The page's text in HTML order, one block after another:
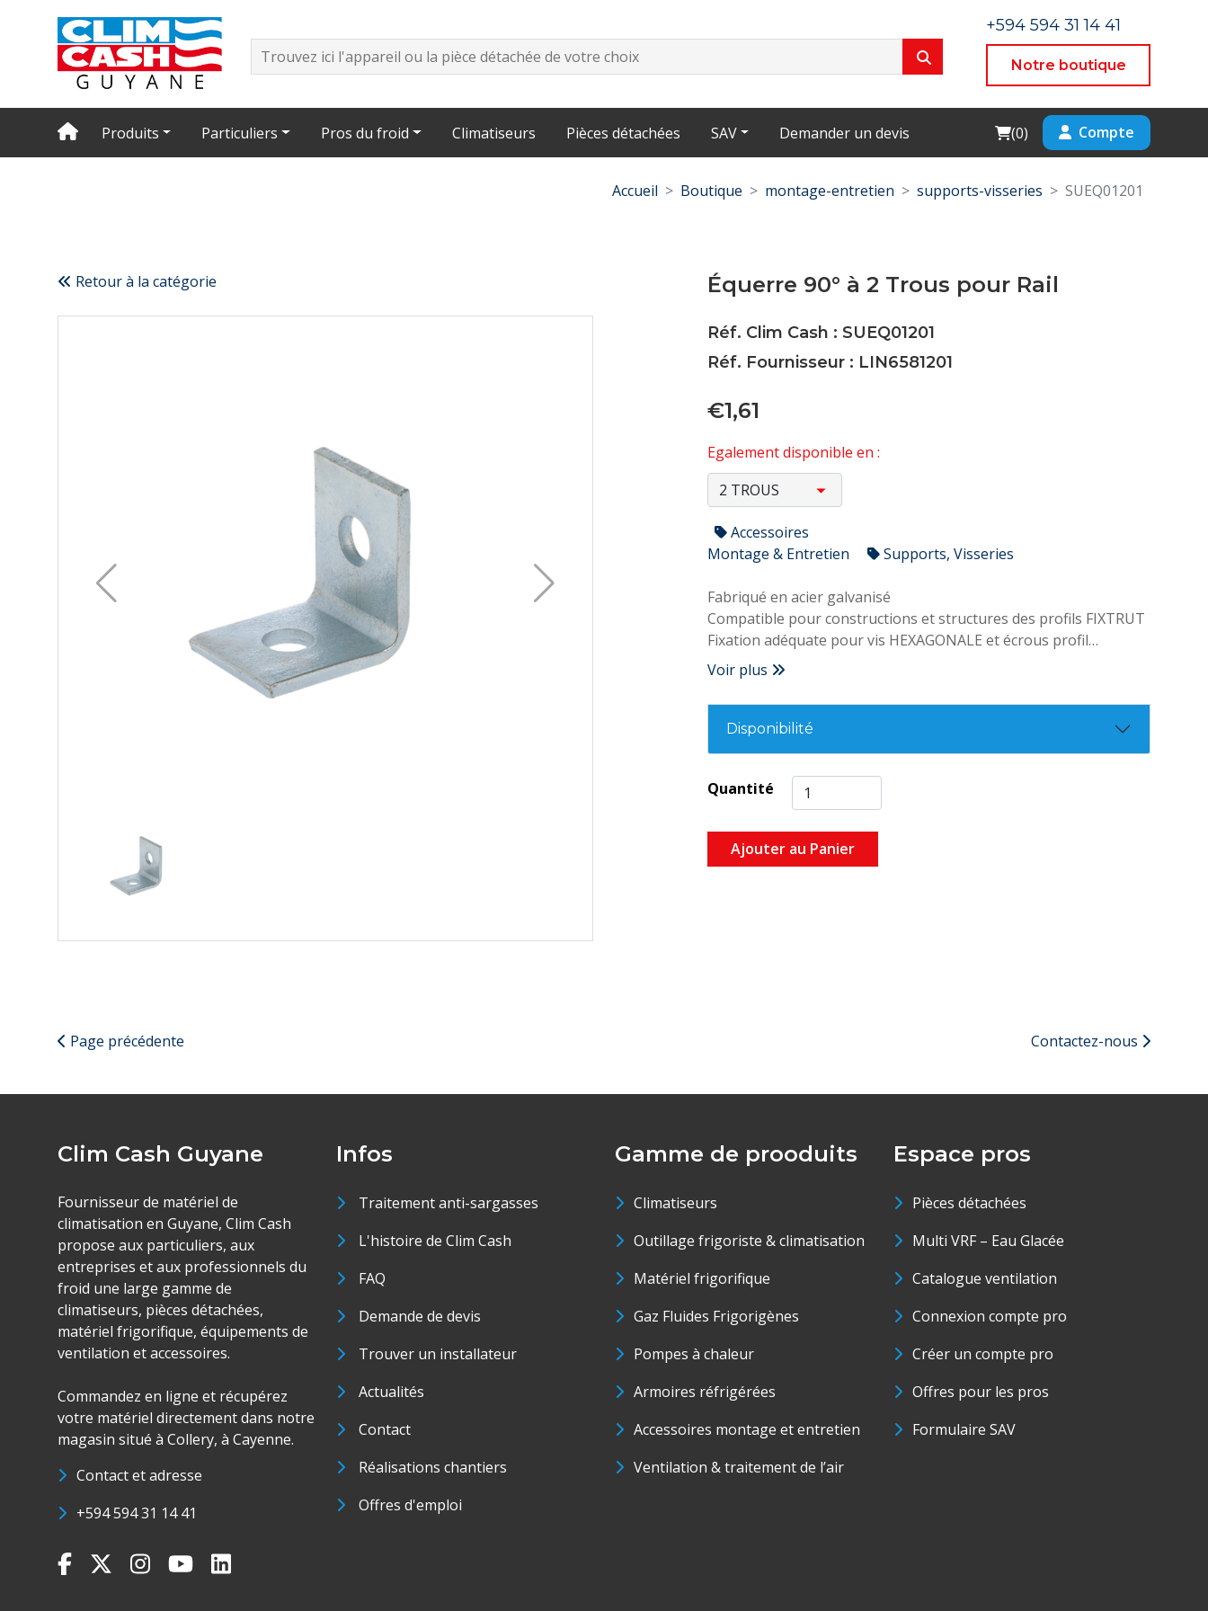
+594 594 31 14 41
Notre boutique
Produits Particuliers Pros du froid Climatiseurs Pièces détachées SAV Demander un devis Cart
(0) Compte
Accueil Boutique montage-entretien supports-visseries SUEQ01201
Retour à la catégorie Équerre 90° à 2 Trous pour Rail
Réf. Clim Cash : SUEQ01201
Réf. Fournisseur : LIN6581201
€1,61
Egalement disponible en :
Accessoires
Montage & Entretien
Supports, Visseries
Fabriqué en acier galvanisé
Compatible pour constructions et structures des profils FIXTRUT
Fixation adéquate pour vis HEXAGONALE et écrous profil
FIXTRUT
Voir plus
Disponibilité
Quantité
Ajouter au Panier
Page précédente Contactez-nous
Clim Cash Guyane
Fournisseur de matériel de
climatisation en Guyane, Clim Cash
propose aux particuliers, aux
entreprises et aux professionnels du
froid une large gamme de
climatiseurs, pièces détachées,
matériel frigorifique, équipements de
ventilation et accessoires.
Commandez en ligne et récupérez
votre matériel directement dans notre
magasin situé à Collery, à Cayenne.
Contact et adresse
+594 594 31 14 41
Infos
Traitement anti-sargasses
L'histoire de Clim Cash
FAQ
Demande de devis
Trouver un installateur
Actualités
Contact
Réalisations chantiers
Offres d'emploi
Gamme de prooduits
Climatiseurs
Outillage frigoriste & climatisation
Matériel frigorifique
Gaz Fluides Frigorigènes
Pompes à chaleur
Armoires réfrigérées
Accessoires montage et entretien
Ventilation & traitement de l’air
Espace pros
Pièces détachées
Multi VRF – Eau Glacée
Catalogue ventilation
Connexion compte pro
Créer un compte pro
Offres pour les pros
Formulaire SAV